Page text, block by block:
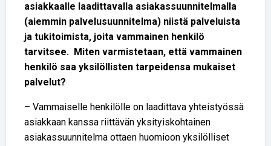
asiakkaalle laadittavalla asiakassuunnitelmalla
(aiemmin palvelusuunnitelma) niistä palveluista
ja tukitoimista, joita vammainen henkilö
tarvitsee. Miten varmistetaan, että vammainen
henkilö saa yksilöllisten tarpeidensa mukaiset
palvelut?
– Vammaiselle henkilölle on laadittava yhteistyössä
asiakkaan kanssa riittävän yksityiskohtainen
asiakassuunnitelma ottaen huomioon yksilölliset